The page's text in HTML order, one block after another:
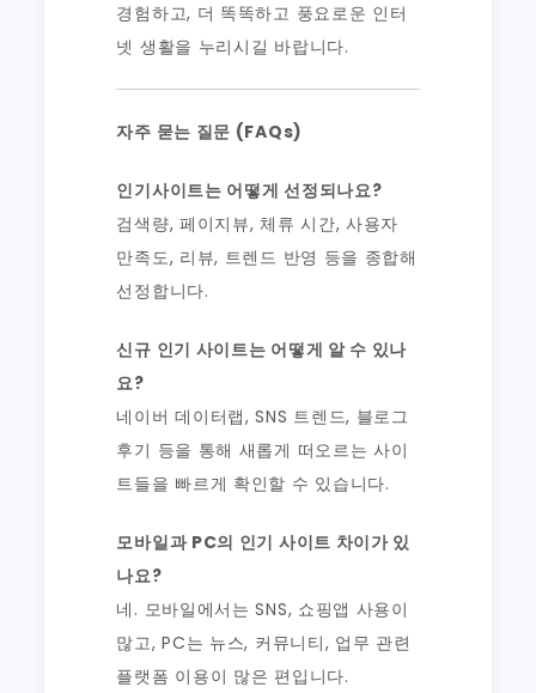
경험하고, 더 똑똑하고 풍요로운 인터
넷 생활을 누리시길 바랍니다.
자주 묻는 질문 (FAQs)
인기사이트는 어떻게 선정되나요?
검색량, 페이지뷰, 체류 시간, 사용자
만족도, 리뷰, 트렌드 반영 등을 종합해
선정합니다.
신규 인기 사이트는 어떻게 알 수 있나
요?
네이버 데이터랩, SNS 트렌드, 블로그
후기 등을 통해 새롭게 떠오르는 사이
트들을 빠르게 확인할 수 있습니다.
모바일과 PC의 인기 사이트 차이가 있
나요?
네. 모바일에서는 SNS, 쇼핑앱 사용이
많고, PC는 뉴스, 커뮤니티, 업무 관련
플랫폼 이용이 많은 편입니다.